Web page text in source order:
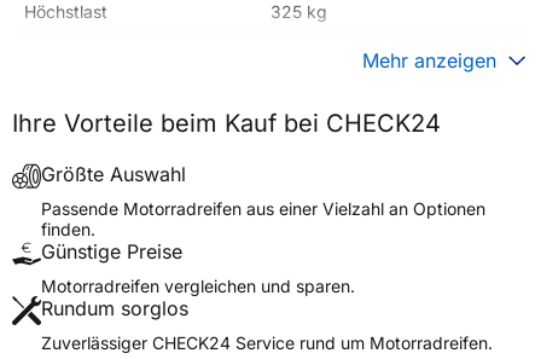
Höchstlast
325 kg
Fahrzeugtyp
Motorrad
Verwendung
Modellname
BATTLAX
Reifenposition
Rear
Motorradtyp
Mehr anzeigen
Ihre Vorteile beim Kauf bei CHECK24
Größte Auswahl
Passende Motorradreifen aus einer Vielzahl an Optionen
finden.
Günstige Preise
Motorradreifen vergleichen und sparen.
Rundum sorglos
Zuverlässiger CHECK24 Service rund um Motorradreifen.